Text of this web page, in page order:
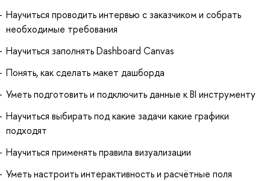
Научиться проводить интервью с заказчиком и собрать
необходимые требования
Научиться заполнять Dashboard Canvas
Понять, как сделать макет дашборда
Уметь подготовить и подключить данные к BI инструменту
Научиться выбирать под какие задачи какие графики
подходят
Научиться применять правила визуализации
Уметь настроить интерактивность и расчётные поля